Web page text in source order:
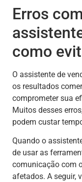
Erros
como
O assistente de
os resultados
comprometer sua
Muitos desses
podem custar
Quando o
de usar as
comunicação com
afetados. A seguir,